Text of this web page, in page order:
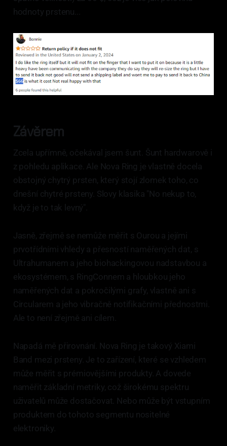
hodnoty prstenu...
Závěrem
Zcela upřímně, očekával jsem šunt. Šunt hardwarově i
z pohledu aplikace. Ale Nova Ring je vlastně docela
obstojný chytrý prsten, který stojí zlomek toho, co
dnešní chytré prsteny. Slovy klasika "No nekup to,
když je to tak levný".
Jasně, zřejmě se nemůže měřit s Ourou a jejími
prvotřídními vhledy a přesností naměřených dat, s
Ultrahumanem a jeho biohackingovou nadstavbou a
ekosystémem, s RingConnem a hloubkou jeho
naměřených dat a pokročilými grafy, vlastně ani s
Circularem a jeho vibračně notifikačními přednostmi.
Ale to není zřejmě ani cílem.
Napadá mě přirovnání. Nova Ring je takový Xiami
Band mezi prsteny. Je to zařízení, které se vzhledem
může měřit s prémiovějšími produkty. A dovede
naměřit základní metriky, což širokému spektru
uživatelů může dostačovat. Nebo může být vstupním
produktem do tohoto segmentu nositelné
elektroniky.